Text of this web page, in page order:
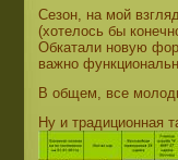
Сезон, на мой
(хотелось бы
Обкатали новую
важно
В общем, все
Ну и традиционная